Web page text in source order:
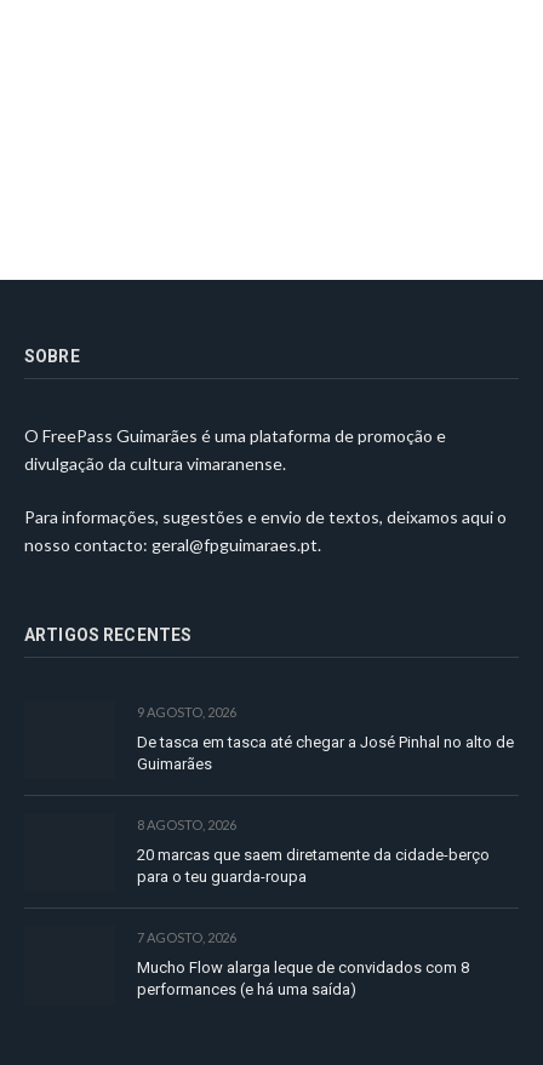
SOBRE
O FreePass Guimarães é uma plataforma de promoção e
divulgação da cultura vimaranense.
Para informações, sugestões e envio de textos, deixamos aqui o
nosso contacto: geral@fpguimaraes.pt.
ARTIGOS RECENTES
9 AGOSTO, 2026
De tasca em tasca até chegar a José Pinhal no alto de
Guimarães
8 AGOSTO, 2026
20 marcas que saem diretamente da cidade-berço
para o teu guarda-roupa
7 AGOSTO, 2026
Mucho Flow alarga leque de convidados com 8
performances (e há uma saída)